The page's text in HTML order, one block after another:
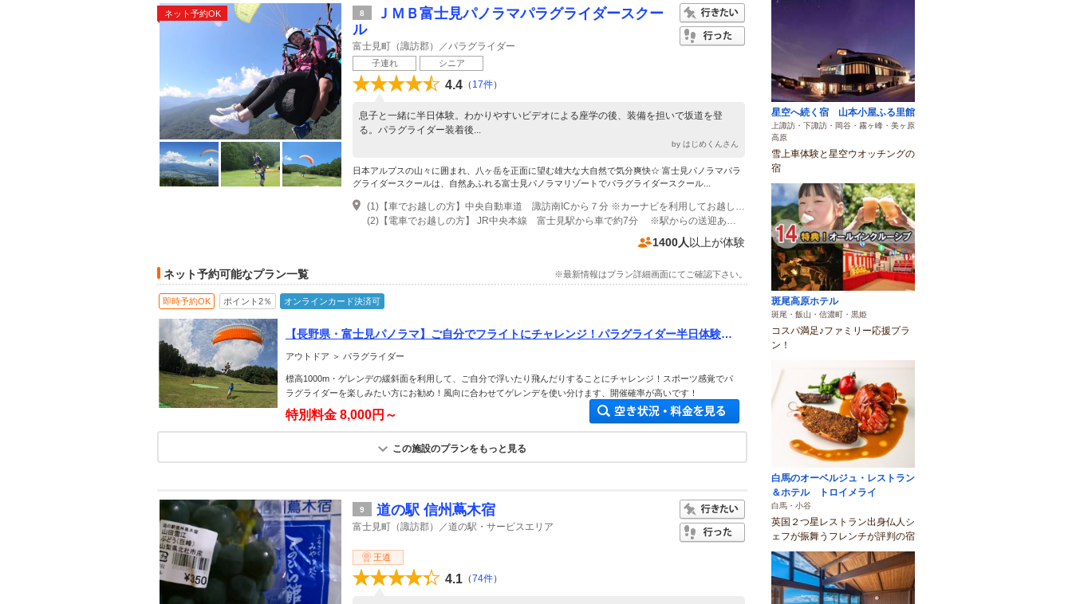
ネット予約OK 8
ＪＭＢ富士見パノラマパラグライダースクー
ル
富士見町（諏訪郡）／パラグライダー
子連れ シニア
4.4 （ 17件）
息子と一緒に半日体験。わかりやすいビデオによる座学の後、装備を担いで坂道を登
る。パラグライダー装着後...
by はじめくんさん
日本アルプスの山々に囲まれ、八ヶ岳を正面に望む雄大な大自然で気分爽快☆ 富士見パノラマパラ
グライダースクールは、自然あふれる富士見パノラマリゾートでパラグライダースクール...
(1)【車でお越しの方】中央自動車道 諏訪南ICから７分 ※カーナビを利用してお越しの際には「富士見パノラマリゾート」もしくは住所でナビゲーションしてください。Googleマップで「JMB富士見パノラマパラグライダースクール」を検索するのが一番です。 注意：ナビによっては山頂を示すものがあるようですが、これは誤りです。
(2)【電車でお越しの方】 JR中央本線 富士見駅から車で約7分 ※駅からの送迎あり（要予約） （電車：一例） １ 新宿駅発 06：28→小淵沢駅着 08：48 小淵沢駅発 09：02→富士見駅着 09：11 ２ 新宿駅発 09：22→富士見駅着 11：44 小淵沢駅発 11：37→富士見駅着 11：46 ＊最新の時刻表をご確認ください。
1400人 以上が体験
ネット予約可能なプラン一覧 ※最新情報はプラン詳細画面にてご確認下さい。
即時予約OK ポイント2％ オンラインカード決済可
【長野県・富士見パノラマ】ご自分でフライトにチャレンジ！パラグライダー半日体験
アウトドア ＞ パラグライダー
標高1000m・ゲレンデの緩斜面を利用して、ご自分で浮いたり飛んだりすることにチャレンジ！スポーツ感覚でパ
ラグライダーを楽しみたい方にお勧め！風向に合わせてゲレンデを使い分けます、開催確率が高いです！
特別料金 8,000円～
空き状況・料金を見る
この施設のプランをもっと見る
9 道の駅 信州蔦木宿
富士見町（諏訪郡）／道の駅・サービスエリア
王道
4.1 （74件）
星空へ続く宿 山本小屋ふる里館
上諏訪・下諏訪・岡谷・霧ヶ峰・美ヶ原
高原
雪上車体験と星空ウオッチングの
宿
斑尾高原ホテル
斑尾・飯山・信濃町・黒姫
コスパ満足♪ファミリー応援プラ
ン！
白馬のオーベルジュ・レストラン
＆ホテル トロイメライ
白馬・小谷
英国２つ星レストラン出身仏人シ
ェフが振舞うフレンチが評判の宿